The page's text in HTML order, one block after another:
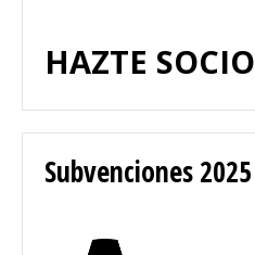
HAZTE SOCIO
Subvenciones 2025